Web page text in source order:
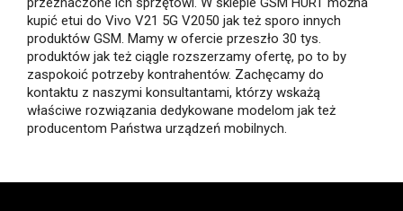
kupić etui do Vivo V21 5G V2050 jak też sporo innych
produktów GSM. Mamy w ofercie przeszło 30 tys.
produktów jak też ciągle rozszerzamy ofertę, po to by
zaspokoić potrzeby kontrahentów. Zachęcamy do
kontaktu z naszymi konsultantami, którzy wskażą
właściwe rozwiązania dedykowane modelom jak też
producentom Państwa urządzeń mobilnych.